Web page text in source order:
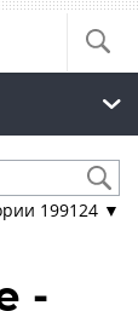
199124 ▼
-